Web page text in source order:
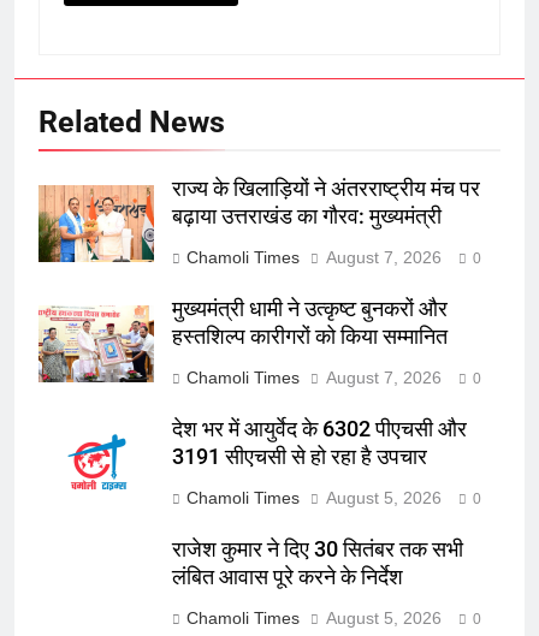
Related News
राज्य के खिलाड़ियों ने अंतरराष्ट्रीय मंच पर
बढ़ाया उत्तराखंड का गौरव: मुख्यमंत्री
Chamoli Times August 7, 2026 0
मुख्यमंत्री धामी ने उत्कृष्ट बुनकरों और
हस्तशिल्प कारीगरों को किया सम्मानित
Chamoli Times August 7, 2026 0
देश भर में आयुर्वेद के 6302 पीएचसी और
3191 सीएचसी से हो रहा है उपचार
Chamoli Times August 5, 2026 0
राजेश कुमार ने दिए 30 सितंबर तक सभी
लंबित आवास पूरे करने के निर्देश
Chamoli Times August 5, 2026 0